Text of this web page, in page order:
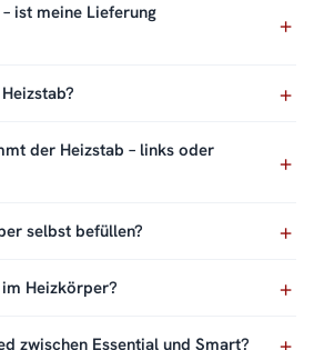
ist meine Lieferung
der Heizstab – links oder
selbst befüllen?
Heizkörper?
zwischen Essential und Smart?